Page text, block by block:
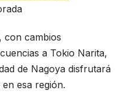
con cambios
a Tokio Narita,
de Nagoya disfrutará
esa región.